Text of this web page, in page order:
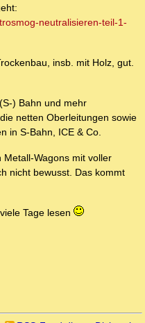
neutralisieren-teil-1-
insb. mit Holz, gut.
) Bahn und mehr
netten Oberleitungen sowie
in S-Bahn, ICE & Co.
Wagons mit voller
nicht bewusst. Das kommt
Tage lesen